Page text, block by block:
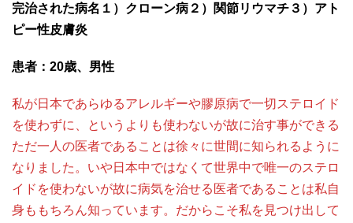
完治された病名１）クローン病２）関節リウマチ３）アト
ピー性皮膚炎
患者：20歳、男性
私が日本であらゆるアレルギーや膠原病で一切ステロイド
を使わずに、というよりも使わないが故に治す事ができる
ただ一人の医者であることは徐々に世間に知られるように
なりました。いや日本中ではなくて世界中で唯一のステロ
イドを使わないが故に病気を治せる医者であることは私自
身ももちろん知っています。だからこそ私を見つけ出して